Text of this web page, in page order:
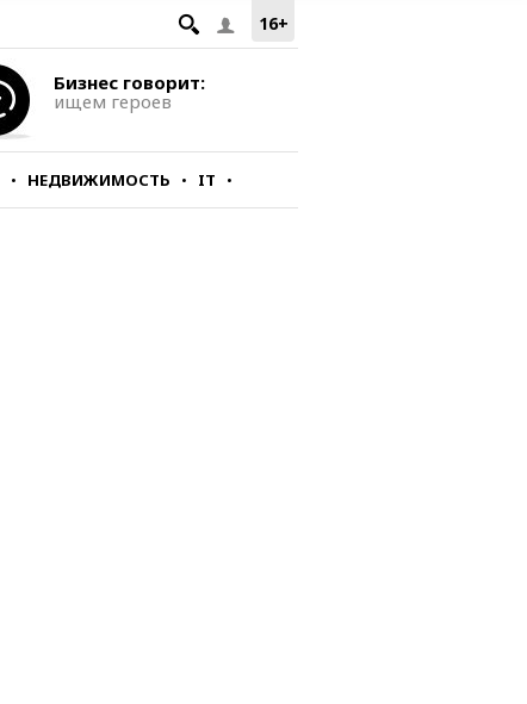
16+
Бизнес говорит:
ищем героев
НЕДВИЖИМОСТЬ IT